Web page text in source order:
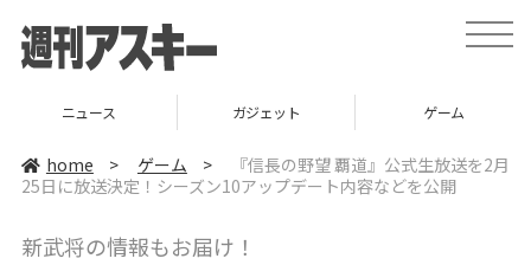
t
o
v
ニュース ガジェット ゲーム
home > ゲーム >
『信長の野望 覇道』公式生放送を2月
25日に放送決定！シーズン10アップデート内容などを公開
新武将の情報もお届け！